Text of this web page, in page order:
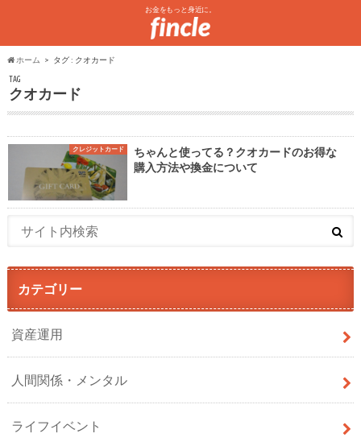
お金をもっと身近に。
ホーム タグ : クオカード
TAG
クオカード
クレジットカード
ちゃんと使ってる？クオカードのお得な
購入方法や換金について
カテゴリー
資産運用
人間関係・メンタル
ライフイベント